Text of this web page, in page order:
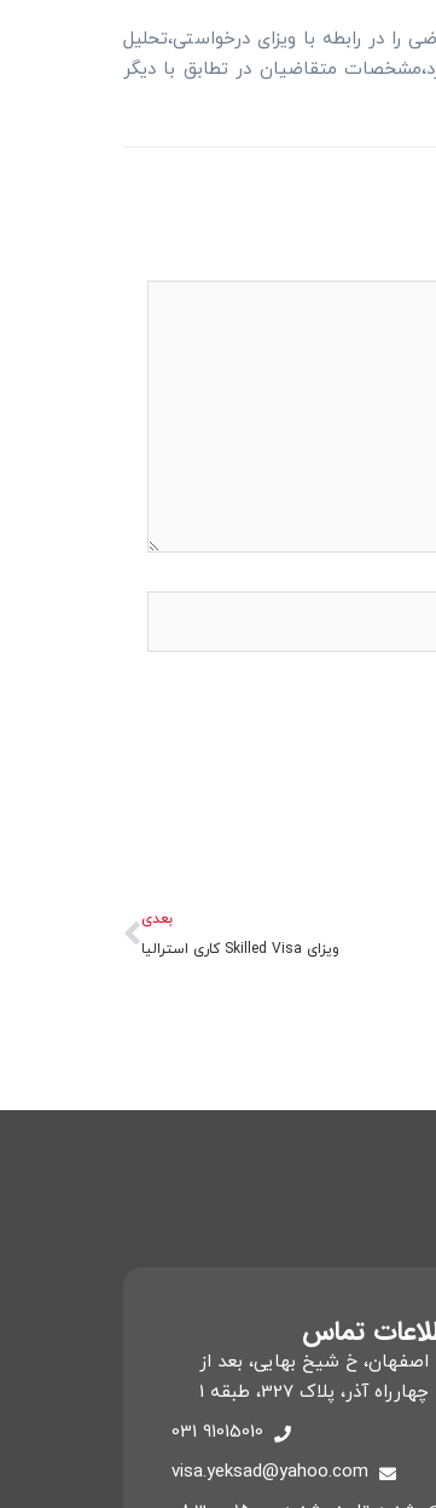
در رابطه با ویزای درخواستی،تحلیل
متقاضیان در تطابق با دیگر
بعدی
ویزای Skilled Visa کاری استرالیا
بعدی
تماس
اصفهان، خ شیخ بهایی، بعد از
چهارراه آذر، پلاک 327، طبقه 1
91015010 031
visa.yeksad@yahoo.com